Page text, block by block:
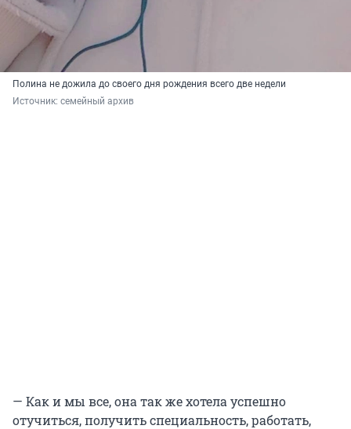
Полина не дожила до своего дня рождения всего две недели
Источник: семейный архив
— Как и мы все, она так же хотела успешно
отучиться, получить специальность, работать,